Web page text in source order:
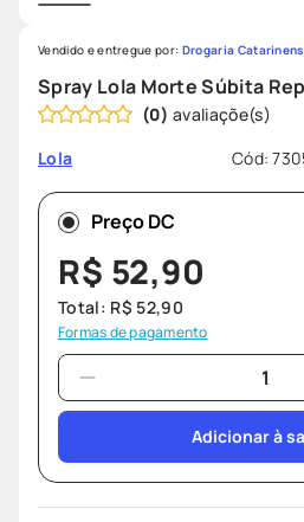
7º
protetor solar
º teste gravidez
Spray Lola Morte Súbita
(0)
Lola
Cód:
Vendido e entregue por: Drogaria
Preço DC
R$ 52,90
Total: R$ 52,90
Formas de pagamento
Adicionar à